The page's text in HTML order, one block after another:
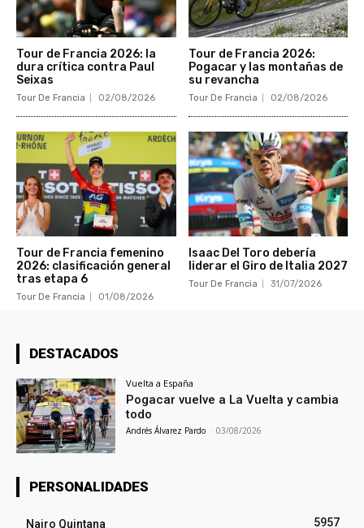
Tour de Francia 2026: la
dura crítica contra Paul
Seixas
Tour De Francia 02/08/2026
Tour de Francia 2026:
Pogacar y las montañas de
su revancha
Tour De Francia 02/08/2026
Tour de Francia femenino
2026: clasificación general
tras etapa 6
Tour De Francia 01/08/2026
Isaac Del Toro debería
liderar el Giro de Italia 2027
Tour De Francia 31/07/2026
DESTACADOS
Vuelta a España
Pogacar vuelve a La Vuelta y cambia
todo
Andrés Álvarez Pardo - 03/08/2026
PERSONALIDADES
Nairo Quintana
5957